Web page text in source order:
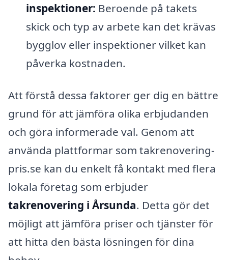
inspektioner: Beroende på takets
skick och typ av arbete kan det krävas
bygglov eller inspektioner vilket kan
påverka kostnaden.
Att förstå dessa faktorer ger dig en bättre
grund för att jämföra olika erbjudanden
och göra informerade val. Genom att
använda plattformar som takrenovering-
pris.se kan du enkelt få kontakt med flera
lokala företag som erbjuder
takrenovering i Årsunda. Detta gör det
möjligt att jämföra priser och tjänster för
att hitta den bästa lösningen för dina